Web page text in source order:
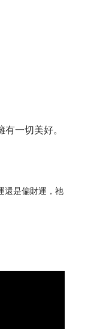
一切美好。
還是偏財運，祂